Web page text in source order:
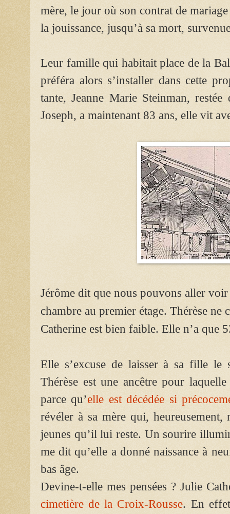
mère, le jour où son contrat de
la jouissance, jusqu’à sa mort,
Leur famille qui habitait place de la
préféra alors s’installer dans cette
tante, Jeanne Marie Steinman,
Joseph, a maintenant 83 ans, elle vit
Jérôme dit que nous pouvons aller
chambre au premier étage. Thérèse ne
Catherine est bien faible. Elle n’a que
Elle s’excuse de laisser à sa fille
Thérèse est une ancêtre pour
parce qu’elle est décédée si
révéler à sa mère qui,
jeunes qu’il lui reste. Un sourire
me dit qu’elle a donné naissance à
bas âge.
Devine-t-elle mes pensées ? Julie
cimetière de la Croix-Rousse. En